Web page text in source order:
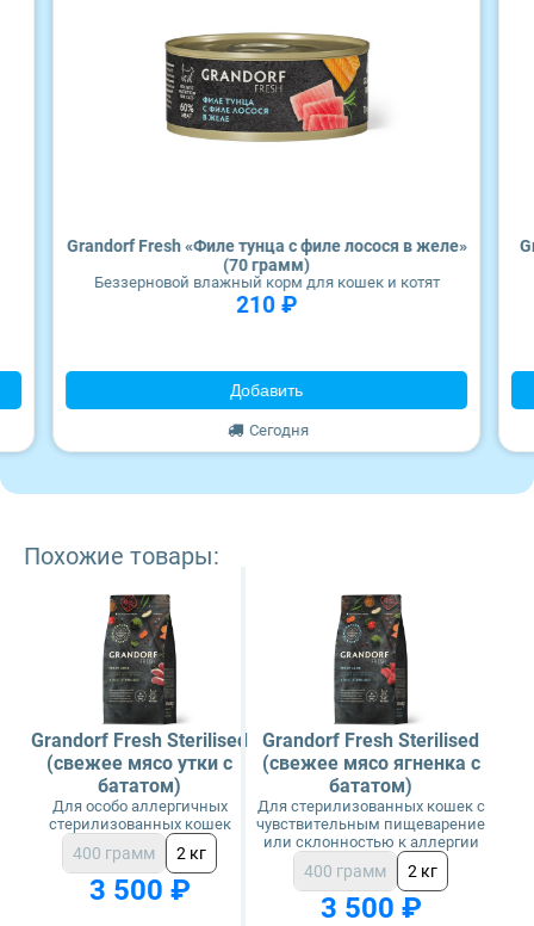
Grandorf Fresh «Филе тунца с филе лосося в желе»
(70 грамм)
Беззерновой влажный корм для кошек и котят
210 ₽
Добавить
Сегодня
Похожие товары:
Grandorf Fresh Sterilised
(свежее мясо утки с
бататом)
Для особо аллергичных
стерилизованных кошек
400 грамм 2 кг
3 500 ₽
Grandorf Fresh Sterilised
(свежее мясо ягненка с
бататом)
Для стерилизованных кошек с
чувствительным пищеварение
или склонностью к аллергии
400 грамм 2 кг
3 500 ₽